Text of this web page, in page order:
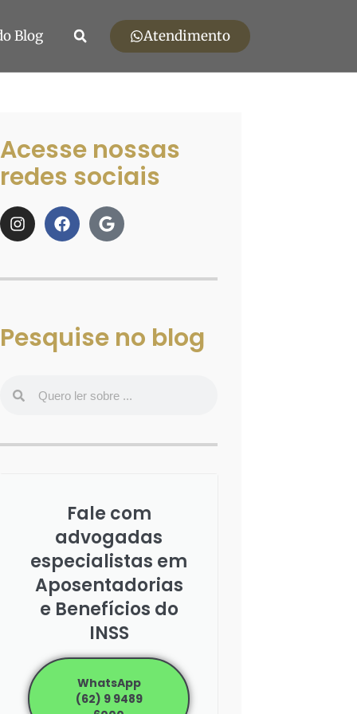
Blog Atendimento
Acesse nossas
redes sociais
Pesquise no blog
Fale com
advogadas
especialistas em
Aposentadorias
e Benefícios do
INSS
WhatsApp
(62) 9 9489